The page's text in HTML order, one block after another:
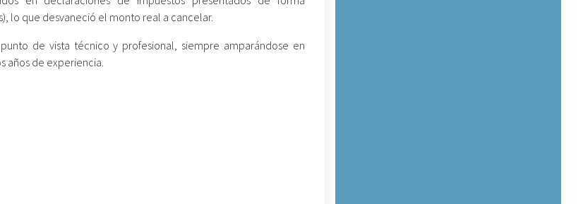
lo que desvaneció el monto real a cancelar.
de vista técnico y profesional, siempre amparándose en
años de experiencia.